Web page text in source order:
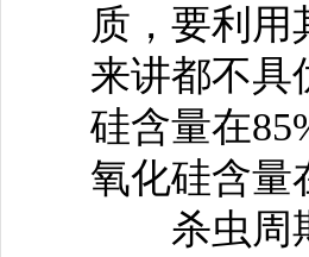
质，要利用
来讲都不具
硅含量在
氧化硅含量
杀虫周